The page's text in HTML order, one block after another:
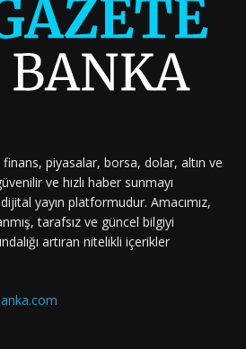
piyasalar, borsa, dolar, altın ve
ve hızlı haber sunmayı
yayın platformudur. Amacımız,
tarafsız ve güncel bilgiyi
artıran nitelikli içerikler